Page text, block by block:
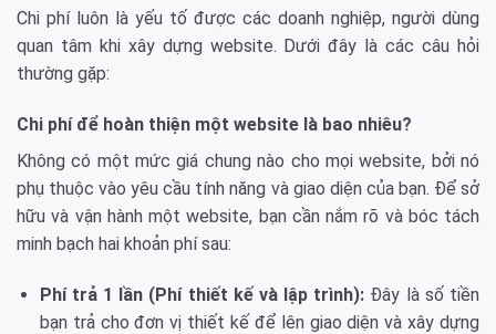
Chi phí luôn là yếu tố được các doanh nghiệp, người dùng
quan tâm khi xây dựng website. Dưới đây là các câu hỏi
thường gặp:
Chi phí để hoàn thiện một website là bao nhiêu?
Không có một mức giá chung nào cho mọi website, bởi nó
phụ thuộc vào yêu cầu tính năng và giao diện của bạn. Để sở
hữu và vận hành một website, bạn cần nắm rõ và bóc tách
minh bạch hai khoản phí sau:
Phí trả 1 lần (Phí thiết kế và lập trình): Đây là số tiền
bạn trả cho đơn vị thiết kế để lên giao diện và xây dựng